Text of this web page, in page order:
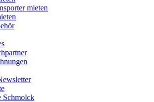
mieten
Schmolck